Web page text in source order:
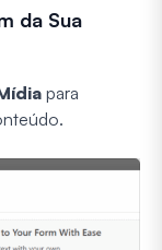
da Sua
para